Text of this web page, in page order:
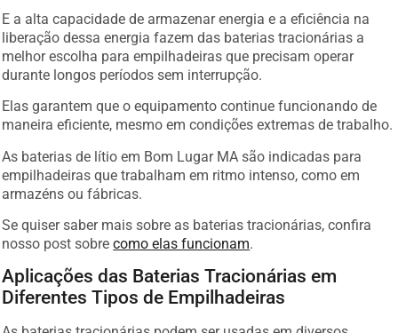
E a alta capacidade de armazenar energia e a eficiência na
liberação dessa energia fazem das baterias tracionárias a
melhor escolha para empilhadeiras que precisam operar
durante longos períodos sem interrupção.
Elas garantem que o equipamento continue funcionando de
maneira eficiente, mesmo em condições extremas de trabalho.
As baterias de lítio em Bom Lugar MA são indicadas para
empilhadeiras que trabalham em ritmo intenso, como em
armazéns ou fábricas.
Se quiser saber mais sobre as baterias tracionárias, confira
nosso post sobrecomo elas funcionam
Aplicações das Baterias Tracionárias em
Diferentes Tipos de Empilhadeiras
As baterias tracionárias podem ser usadas em diversos